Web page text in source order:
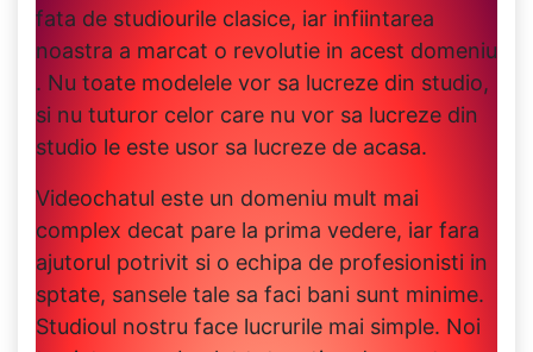
fata de studiourile clasice, iar infiintarea
noastra a marcat o revolutie in acest domeniu
. Nu toate modelele vor sa lucreze din studio,
si nu tuturor celor care nu vor sa lucreze din
studio le este usor sa lucreze de acasa.
Videochatul este un domeniu mult mai
complex decat pare la prima vedere, iar fara
ajutorul potrivit si o echipa de profesionisti in
sptate, sansele tale sa faci bani sunt minime.
Studioul nostru face lucrurile mai simple. Noi